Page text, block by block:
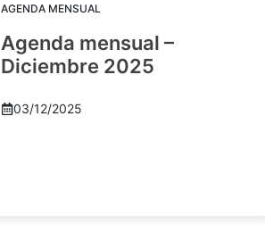
AGENDA MENSUAL
Agenda mensual –
Diciembre 2025
03/12/2025